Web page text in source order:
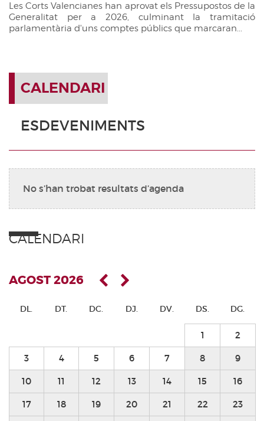
Les Corts Valencianes han aprovat els Pressupostos de la
Generalitat per a 2026, culminant la tramitació
parlamentària d'uns comptes públics que marcaran...
CALENDARI
ESDEVENIMENTS
No s’han trobat resultats d’agenda
CALENDARI
AGOST 2026
DL. DT. DC. DJ. DV. DS. DG.
1 2
3 4 5 6 7 8 9
10 11 12 13 14 15 16
17 18 19 20 21 22 23